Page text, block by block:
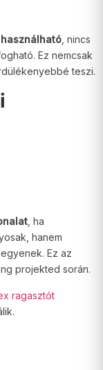
, nincs
Ez nemcsak
teszi.
, ha
hanem
Ez az
projekted során.
ragasztót